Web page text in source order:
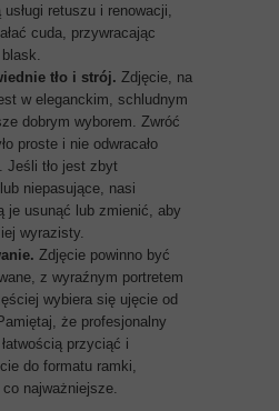
usługi retuszu i renowacji,
cuda, przywracając
tło i strój. Zdjęcie, na
w eleganckim, schludnym
dobrym wyborem. Zwróć
proste i nie odwracało
Jeśli tło jest zbyt
niepasujące, nasi
je usunąć lub zmienić, aby
wyrazisty.
Zdjęcie powinno być
z wyraźnym portretem
wybiera się ujęcie od
że profesjonalny
przyciąć i
do formatu ramki,
najważniejsze.